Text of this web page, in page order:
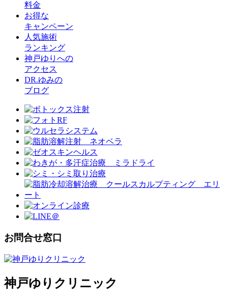
料金
お得な
キャンペーン
人気施術
ランキング
神戸ゆりへの
アクセス
DR.ゆみの
ブログ
お問合せ窓口
神戸ゆりクリニック